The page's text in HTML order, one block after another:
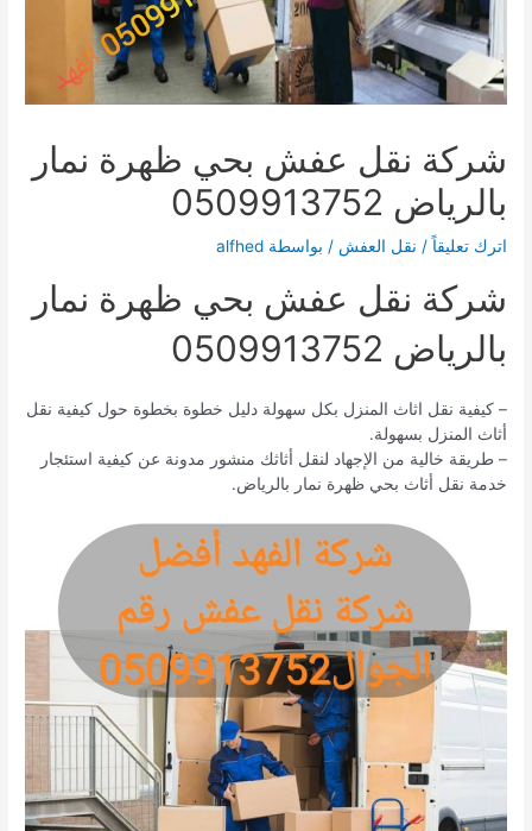
شركة نقل عفش بحي ظهرة نمار
بالرياض 0509913752
اترك تعليقاً / نقل العفش / بواسطة alfhed
شركة نقل عفش بحي ظهرة نمار
بالرياض 0509913752
– كيفية نقل اثاث المنزل بكل سهولة دليل خطوة بخطوة حول كيفية نقل
أثاث المنزل بسهولة.
– طريقة خالية من الإجهاد لنقل أثاثك منشور مدونة عن كيفية استئجار
خدمة نقل أثاث بحي ظهرة نمار بالرياض.